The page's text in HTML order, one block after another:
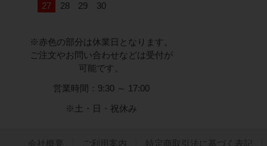
27
28 29 30
※赤色の部分は休業日となります。
ご注文やお問い合わせなどは受付が
可能です。
営業時間：9:30 ～ 17:00
※土・日・祝休み
会社概要 ご利用案内 特定商取引法に基づく表記